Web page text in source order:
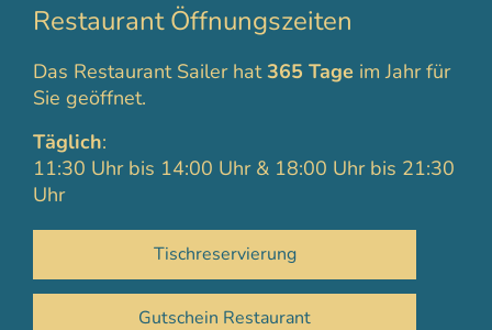
Restaurant Öffnungszeiten
Das Restaurant Sailer hat365 Tage im Jahr für
Sie geöffnet.
Täglich:
11:30 Uhr bis 14:00 Uhr & 18:00 Uhr bis 21:30
Uhr
Tischreservierung
Gutschein Restaurant